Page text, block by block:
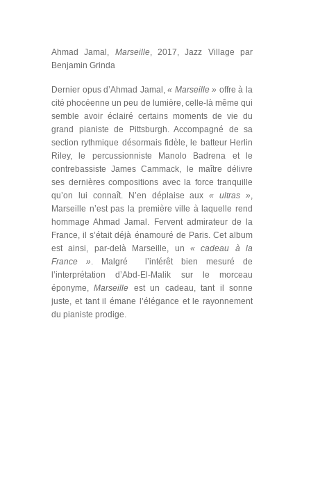
Ahmad Jamal, Marseille, 2017, Jazz Village par
Benjamin Grinda
Dernier opus d’Ahmad Jamal,« Marseille » offre à la
cité phocéenne un peu de lumière, celle-là même qui
semble avoir éclairé certains moments de vie du
grand pianiste de Pittsburgh. Accompagné de sa
section rythmique désormais fidèle, le batteur Herlin
Riley, le percussionniste Manolo Badrena et le
contrebassiste James Cammack, le maître délivre
ses dernières compositions avec la force tranquille
qu’on lui connaît. N’en déplaise aux« ultras »,
Marseille n’est pas la première ville à laquelle rend
hommage Ahmad Jamal. Fervent admirateur de la
France, il s’était déjà énamouré de Paris. Cet album
est ainsi, par-delà Marseille, un « cadeau à la
France ». Malgré l’intérêt bien mesuré de
l’interprétation d’Abd-El-Malik sur le morceau
éponyme,Marseille est un cadeau, tant il sonne
juste, et tant il émane l’élégance et le rayonnement
du pianiste prodige.